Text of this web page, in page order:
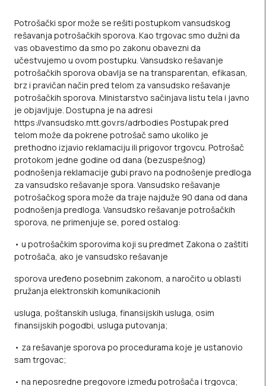
Potrošački spor može se rešiti postupkom vansudskog
rešavanja potrošačkih sporova. Kao trgovac smo dužni da
vas obavestimo da smo po zakonu obavezni da
učestvujemo u ovom postupku. Vansudsko rešavanje
potrošačkih sporova obavlja se na transparentan, efikasan,
brz i pravičan način pred telom za vansudsko rešavanje
potrošačkih sporova. Ministarstvo sačinjava listu tela i javno
je objavljuje. Dostupna je na adresi
https://vansudsko.mtt.gov.rs/adrbodies Postupak pred
telom može da pokrene potrošač samo ukoliko je
prethodno izjavio reklamaciju ili prigovor trgovcu. Potrošač
protokom jedne godine od dana (bezuspešnog)
podnošenja reklamacije gubi pravo na podnošenje predloga
za vansudsko rešavanje spora. Vansudsko rešavanje
potrošačkog spora može da traje najduže 90 dana od dana
podnošenja predloga. Vansudsko rešavanje potrošačkih
sporova, ne primenjuje se, pored ostalog:
• u potrošačkim sporovima koji su predmet Zakona o zaštiti
potrošača, ako je vansudsko rešavanje
sporova uređeno posebnim zakonom, a naročito u oblasti
pružanja elektronskih komunikacionih
usluga, poštanskih usluga, finansijskih usluga, osim
finansijskih pogodbi, usluga putovanja;
• za rešavanje sporova po procedurama koje je ustanovio
sam trgovac;
• na neposredne pregovore između potrošača i trgovca;